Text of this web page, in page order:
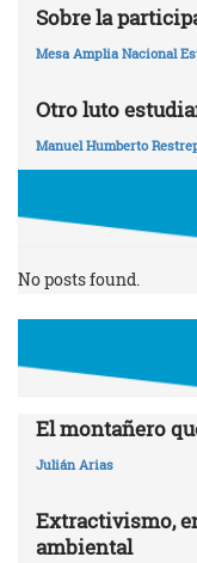
Sobre la
Mesa Amplia Nacional
Otro luto
Manuel Humberto
No posts found.
El montañero
Julián Arias
Extractivismo,
ambiental